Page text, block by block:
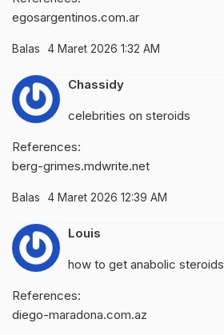
egosargentinos.com.ar
Balas 4 Maret 2026 1:32 AM
Chassidy
celebrities on steroids
References:
berg-grimes.mdwrite.net
Balas 4 Maret 2026 12:39 AM
Louis
how to get anabolic steroids
References:
diego-maradona.com.az